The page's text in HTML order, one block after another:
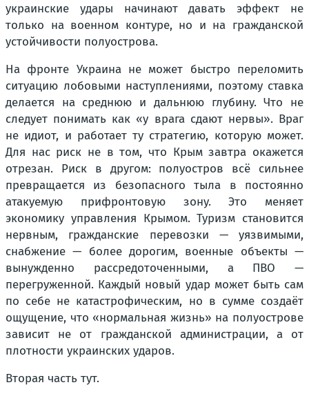
украинские удары начинают давать эффект не
только на военном контуре, но и на гражданской
устойчивости полуострова.
На фронте Украина не может быстро переломить
ситуацию лобовыми наступлениями, поэтому ставка
делается на среднюю и дальнюю глубину. Что не
следует понимать как «у врага сдают нервы». Враг
не идиот, и работает ту стратегию, которую может.
Для нас риск не в том, что Крым завтра окажется
отрезан. Риск в другом: полуостров всё сильнее
превращается из безопасного тыла в постоянно
атакуемую прифронтовую зону. Это меняет
экономику управления Крымом. Туризм становится
нервным, гражданские перевозки — уязвимыми,
снабжение — более дорогим, военные объекты —
вынужденно рассредоточенными, а ПВО —
перегруженной. Каждый новый удар может быть сам
по себе не катастрофическим, но в сумме создаёт
ощущение, что «нормальная жизнь» на полуострове
зависит не от гражданской администрации, а от
плотности украинских ударов.
Вторая часть тут.